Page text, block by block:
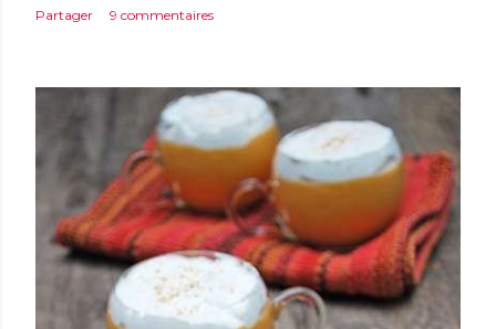
Partager 9 commentaires